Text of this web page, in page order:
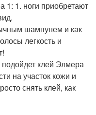
1: 1. ноги приобретают
шампунем и как
легкость и
подойдет клей Элмера
на участок кожи и
снять клей, как